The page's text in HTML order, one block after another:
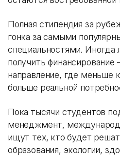
Полная стипендия за
гонка за самыми
специальностями. Иногда
получить
направление, где меньше
больше реальной
Пока тысячи студентов
менеджмент,
ищут тех, кто будет
образования, экологии,